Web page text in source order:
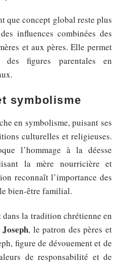
que concept global reste plus
influences combinées des
et aux pères. Elle permet
des figures parentales en
symbolisme
en symbolisme, puisant ses
culturelles et religieuses.
l’hommage à la déesse
la mère nourricière et
reconnaît l’importance des
bien-être familial.
dans la tradition chrétienne en
, le patron des pères et
figure de dévouement et de
de responsabilité et de